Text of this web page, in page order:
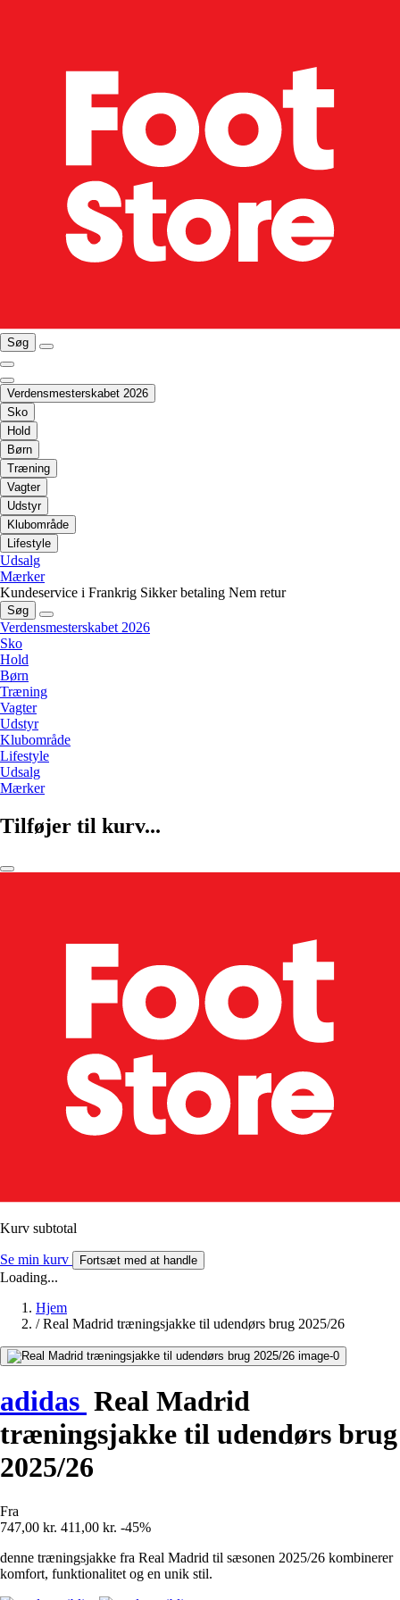
Søg
Verdensmesterskabet 2026
Sko
Hold
Børn
Træning
Vagter
Udstyr
Klubområde
Lifestyle
Udsalg
Mærker
Kundeservice i Frankrig Sikker betaling Nem retur
Søg
Verdensmesterskabet 2026
Sko
Hold
Børn
Træning
Vagter
Udstyr
Klubområde
Lifestyle
Udsalg
Mærker
Tilføjer til kurv...
Kurv subtotal
Se min kurv Fortsæt med at handle
Loading...
Hjem
/ Real Madrid træningsjakke til udendørs brug 2025/26
adidas Real Madrid
træningsjakke til udendørs brug
2025/26
Fra
747,00 kr. 411,00 kr. -45%
denne træningsjakke fra Real Madrid til sæsonen 2025/26 kombinerer
komfort, funktionalitet og en unik stil.